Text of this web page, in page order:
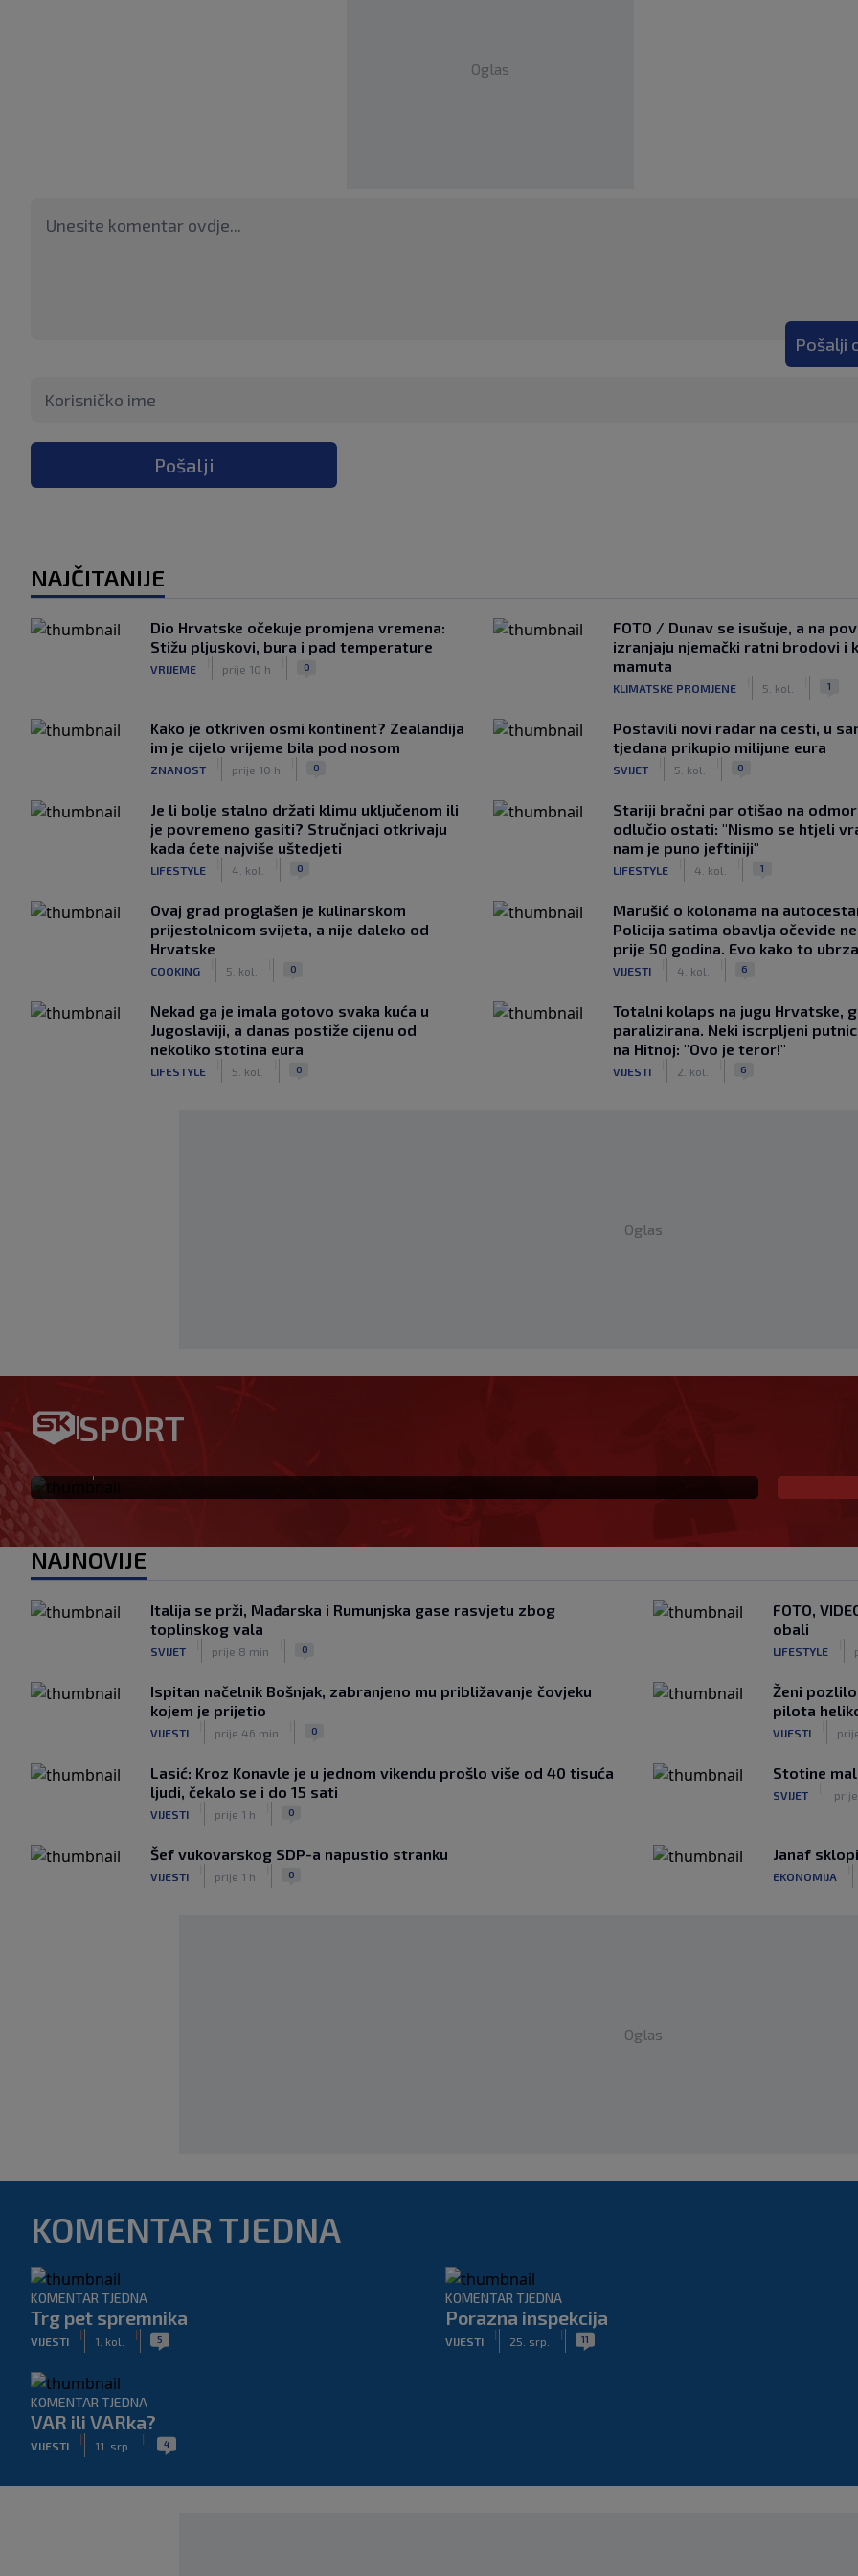
Oglas
Pošalji
Pošalji
NAJČITANIJE
Dio Hrvatske očekuje promjena vremena:
Stižu pljuskovi, bura i pad temperature
VRIJEME prije 10 h 0
FOTO / Dunav se isušuje, a na
izranjaju njemački ratni brodovi i
mamuta
KLIMATSKE PROMJENE 5. kol. 1
Kako je otkriven osmi kontinent? Zealandija
im je cijelo vrijeme bila pod nosom
ZNANOST prije 10 h 0
Postavili novi radar na cesti, u
tjedana prikupio milijune eura
SVIJET 5. kol. 0
Je li bolje stalno držati klimu uključenom ili
je povremeno gasiti? Stručnjaci otkrivaju
kada ćete najviše uštedjeti
LIFESTYLE 4. kol. 0
Stariji bračni par otišao na
odlučio ostati: "Nismo se htjeli
nam je puno jeftiniji"
LIFESTYLE 4. kol. 1
Ovaj grad proglašen je kulinarskom
prijestolnicom svijeta, a nije daleko od
Hrvatske
COOKING 5. kol. 0
Marušić o kolonama na
Policija satima obavlja očevide
prije 50 godina. Evo kako to
VIJESTI 4. kol. 6
Nekad ga je imala gotovo svaka kuća u
Jugoslaviji, a danas postiže cijenu od
nekoliko stotina eura
LIFESTYLE 5. kol. 0
Totalni kolaps na jugu Hrvatske,
paralizirana. Neki iscrpljeni
na Hitnoj: "Ovo je teror!"
VIJESTI 2. kol. 6
Oglas
SPORT
UŽIVO OD 19/ ŽALGIRIS – HAJDUK Garcia odlučio što
će s Livajom, pogledajte prvih 11
NAJNOVIJE
Italija se prži, Mađarska i Rumunjska gase rasvjetu zbog
toplinskog vala
SVIJET prije 8 min 0
FOTO,
obali
LIFESTYLE
Ispitan načelnik Bošnjak, zabranjeno mu približavanje čovjeku
kojem je prijetio
VIJESTI prije 46 min 0
Ženi
pilota
VIJESTI
Lasić: Kroz Konavle je u jednom vikendu prošlo više od 40 tisuća
ljudi, čekalo se i do 15 sati
VIJESTI prije 1 h 0
Stotine
SVIJET
Šef vukovarskog SDP-a napustio stranku
VIJESTI prije 1 h 0
Janaf
EKONOMIJA
Oglas
KOMENTAR TJEDNA
KOMENTAR TJEDNA
Trg pet spremnika
VIJESTI
|
1. kol.
| 5
KOMENTAR TJEDNA
Porazna inspekcija
VIJESTI
|
25. srp.
| 11
KOMENTAR TJEDNA
VAR ili VARka?
VIJESTI
|
11. srp.
| 4